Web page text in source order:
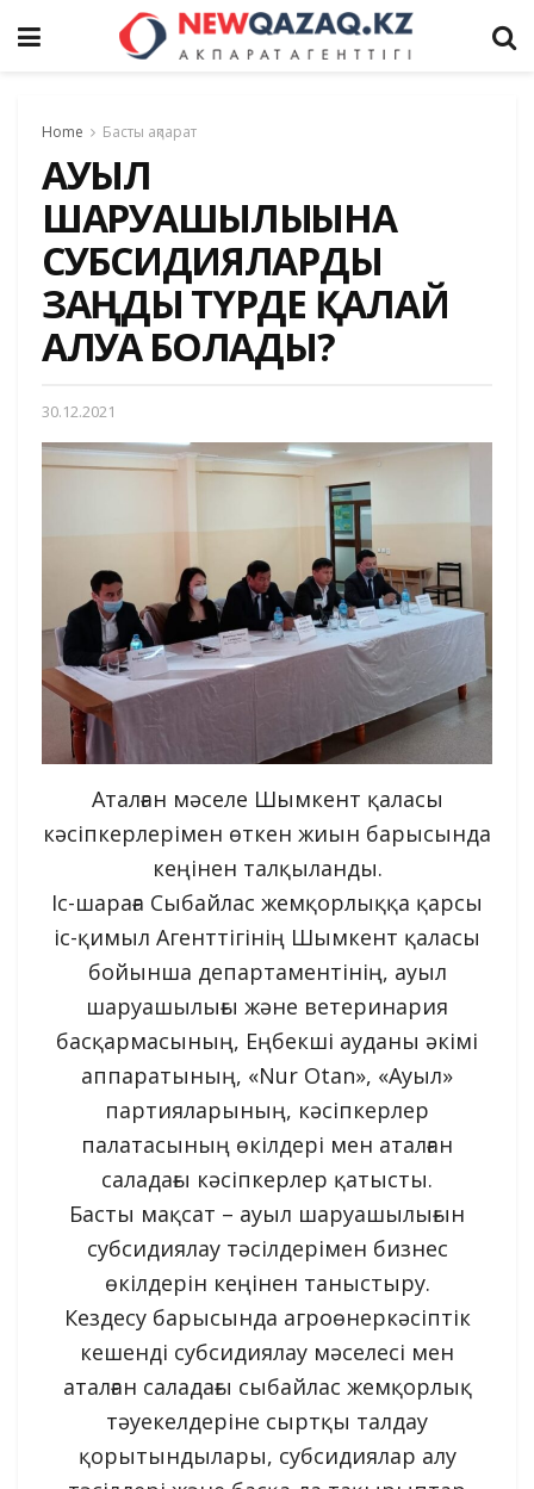
Home Басты ақпарат
АУЫЛ
ШАРУАШЫЛЫҒЫНА
СУБСИДИЯЛАРДЫ
ЗАҢДЫ ТҮРДЕ ҚАЛАЙ
АЛУҒА БОЛАДЫ?
30.12.2021
Аталған мәселе Шымкент қаласы
кәсіпкерлерімен өткен жиын барысында
кеңінен талқыланды.
Іс-шараға Сыбайлас жемқорлыққа қарсы
іс-қимыл Агенттігінің Шымкент қаласы
бойынша департаментінің, ауыл
шаруашылығы және ветеринария
басқармасының, Еңбекші ауданы әкімі
аппаратының, «Nur Otan», «Ауыл»
партияларының, кәсіпкерлер
палатасының өкілдері мен аталған
саладағы кәсіпкерлер қатысты.
Басты мақсат – ауыл шаруашылығын
субсидиялау тәсілдерімен бизнес
өкілдерін кеңінен таныстыру.
Кездесу барысында агроөнеркәсіптік
кешенді субсидиялау мәселесі мен
аталған саладағы сыбайлас жемқорлық
тәуекелдеріне сыртқы талдау
қорытындылары, субсидиялар алу